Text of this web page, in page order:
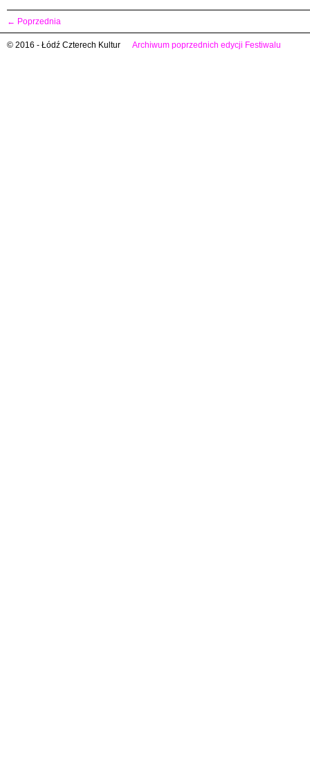
← Poprzednia
© 2016 - Łódź Czterech Kultur Archiwum poprzednich edycji Festiwalu